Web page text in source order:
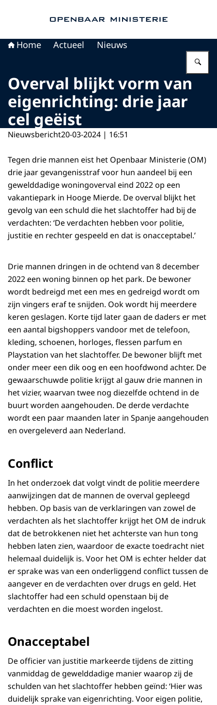
Home Actueel Nieuws
Overval blijkt vorm van
eigenrichting: drie jaar
cel geëist
Nieuwsbericht20-03-2024 | 16:51
Tegen drie mannen eist het Openbaar Ministerie (OM)
drie jaar gevangenisstraf voor hun aandeel bij een
gewelddadige woningoverval eind 2022 op een
vakantiepark in Hooge Mierde. De overval blijkt het
gevolg van een schuld die het slachtoffer had bij de
verdachten: ‘De verdachten hebben voor politie,
justitie en rechter gespeeld en dat is onacceptabel.’
Drie mannen dringen in de ochtend van 8 december
2022 een woning binnen op het park. De bewoner
wordt bedreigd met een mes en gedreigd wordt om
zijn vingers eraf te snijden. Ook wordt hij meerdere
keren geslagen. Korte tijd later gaan de daders er met
een aantal bigshoppers vandoor met de telefoon,
kleding, schoenen, horloges, flessen parfum en
Playstation van het slachtoffer. De bewoner blijft met
onder meer een dik oog en een hoofdwond achter. De
gewaarschuwde politie krijgt al gauw drie mannen in
het vizier, waarvan twee nog diezelfde ochtend in de
buurt worden aangehouden. De derde verdachte
wordt een paar maanden later in Spanje aangehouden
en overgeleverd aan Nederland.
Conflict
In het onderzoek dat volgt vindt de politie meerdere
aanwijzingen dat de mannen de overval gepleegd
hebben. Op basis van de verklaringen van zowel de
verdachten als het slachtoffer krijgt het OM de indruk
dat de betrokkenen niet het achterste van hun tong
hebben laten zien, waardoor de exacte toedracht niet
helemaal duidelijk is. Voor het OM is echter helder dat
er sprake was van een onderliggend conflict tussen de
aangever en de verdachten over drugs en geld. Het
slachtoffer had een schuld openstaan bij de
verdachten en die moest worden ingelost.
Onacceptabel
De officier van justitie markeerde tijdens de zitting
vanmiddag de gewelddadige manier waarop zij de
schulden van het slachtoffer hebben geïnd: ‘Hier was
duidelijk sprake van eigenrichting. Voor eigen politie,